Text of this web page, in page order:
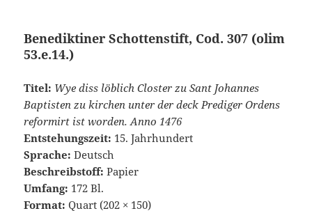
Benediktiner Schottenstift, Cod. 307 (olim
53.e.14.)
Titel: Wye diss löblich Closter zu Sant Johannes
Baptisten zu kirchen unter der deck Prediger Ordens
reformirt ist worden. Anno 1476
Entstehungszeit: 15. Jahrhundert
Sprache:Deutsch
Beschreibstoff:Papier
Umfang: 172 Bl.
Format:Quart (202 × 150)